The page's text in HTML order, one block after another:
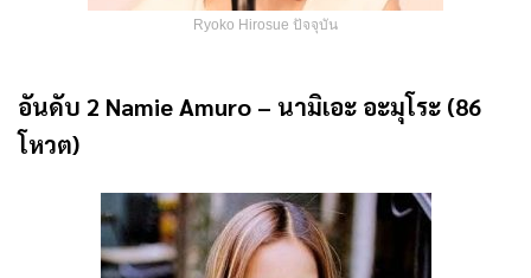
Ryoko Hirosue ปัจจุบัน
อันดับ 2 Namie Amuro – นามิเอะ อะมุโระ (86
โหวต)